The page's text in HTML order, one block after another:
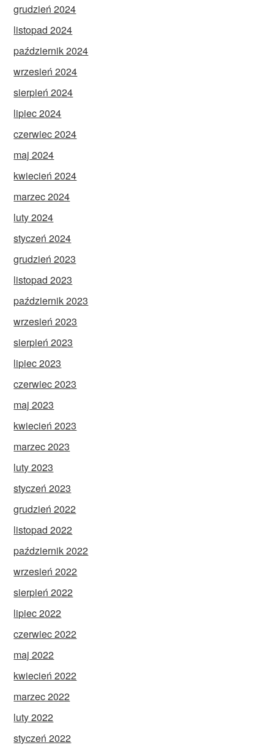
grudzień 2024
listopad 2024
październik 2024
wrzesień 2024
sierpień 2024
lipiec 2024
czerwiec 2024
maj 2024
kwiecień 2024
marzec 2024
luty 2024
styczeń 2024
grudzień 2023
listopad 2023
październik 2023
wrzesień 2023
sierpień 2023
lipiec 2023
czerwiec 2023
maj 2023
kwiecień 2023
marzec 2023
luty 2023
styczeń 2023
grudzień 2022
listopad 2022
październik 2022
wrzesień 2022
sierpień 2022
lipiec 2022
czerwiec 2022
maj 2022
kwiecień 2022
marzec 2022
luty 2022
styczeń 2022